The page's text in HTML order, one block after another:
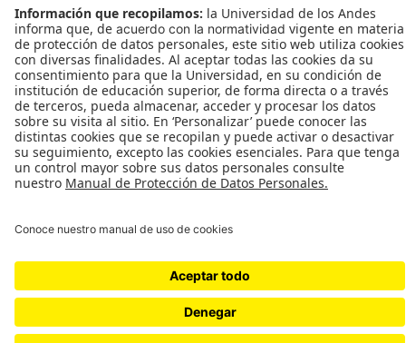
QUIÉNES SOMOS
POLÍTICAS DE TRATAMIENTOS DE DATOS
TÉRMINOS Y CONDICIONES
Universidad de los Andes | Vigilada MinEducación